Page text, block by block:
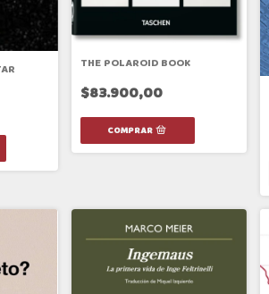
THE POLAROID BOOK
$83.900,00